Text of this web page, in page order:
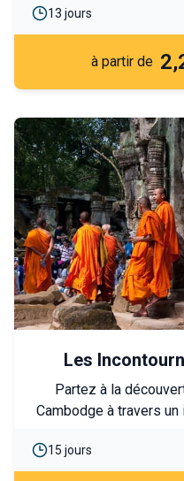
expériences
locales, ateliers
des moments de
13 jours
à partir de
Les
Partez à la
Cambodge à travers
Ce circuit est idéal
pays, mêlant culture,
15 jours